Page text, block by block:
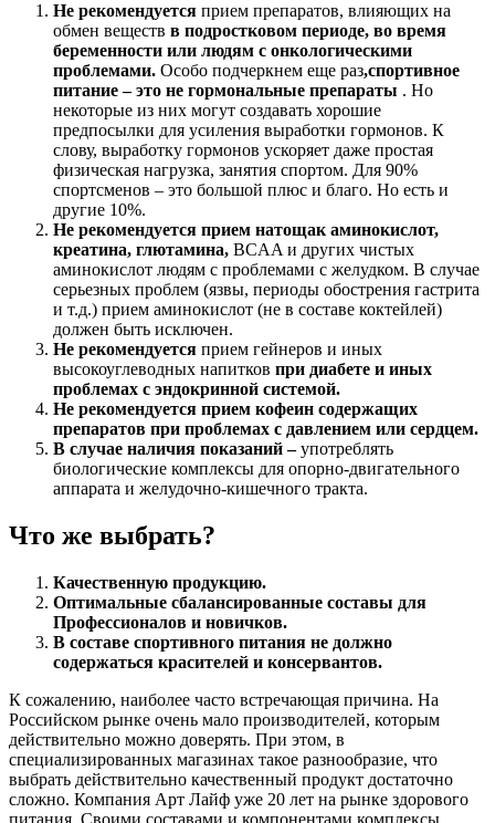
Не рекомендуется прием препаратов, влияющих на
обмен веществ в подростковом периоде, во время
беременности или людям с онкологическими
проблемами. Особо подчеркнем еще раз,спортивное
питание – это не гормональные препараты . Но
некоторые из них могут создавать хорошие
предпосылки для усиления выработки гормонов. К
слову, выработку гормонов ускоряет даже простая
физическая нагрузка, занятия спортом. Для 90%
спортсменов – это большой плюс и благо. Но есть и
другие 10%.
Не рекомендуется прием натощак аминокислот,
креатина, глютамина, BCAA и других чистых
аминокислот людям с проблемами с желудком. В случае
серьезных проблем (язвы, периоды обострения гастрита
и т.д.) прием аминокислот (не в составе коктейлей)
должен быть исключен.
Не рекомендуется прием гейнеров и иных
высокоуглеводных напитков при диабете и иных
проблемах с эндокринной системой.
Не рекомендуется прием кофеин содержащих
препаратов при проблемах с давлением или сердцем.
В случае наличия показаний –употреблять
биологические комплексы для опорно-двигательного
аппарата и желудочно-кишечного тракта.
Что же выбрать?
Качественную продукцию.
Оптимальные сбалансированные составы для
Профессионалов и новичков.
В составе спортивного питания не должно
содержаться красителей и консервантов.
К сожалению, наиболее часто встречающая причина. На
Российском рынке очень мало производителей, которым
действительно можно доверять. При этом, в
специализированных магазинах такое разнообразие, что
выбрать действительно качественный продукт достаточно
сложно. Компания Арт Лайф уже 20 лет на рынке здорового